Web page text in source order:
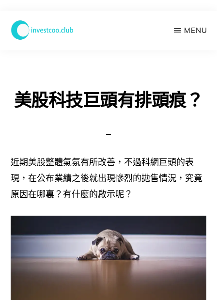
Skip
部
MENU
美股科技巨頭有排頭痕？
近期美股整體氣氛有所改善，不過科網巨頭的表
現，在公布業績之後就出現慘烈的拋售情況，究竟
原因在哪裏？有什麼的啟示呢？